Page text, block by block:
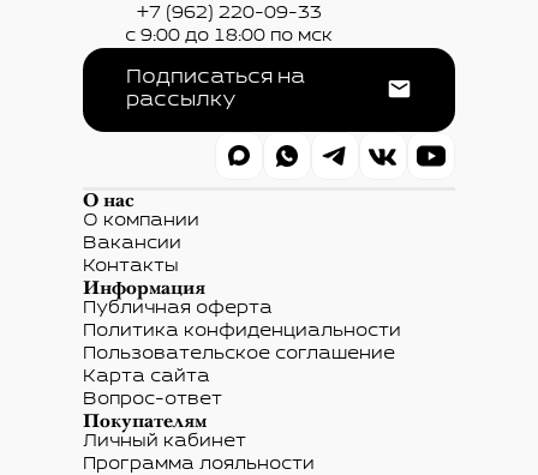
+7 (962) 220-09-33
с 9:00 до 18:00 по мск
Подписаться на
рассылку
О нас
О компании
Вакансии
Контакты
Информация
Публичная оферта
Политика конфиденциальности
Пользовательское соглашение
Карта сайта
Вопрос-ответ
Покупателям
Личный кабинет
Программа лояльности